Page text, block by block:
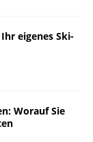
eigenes Ski-
Worauf Sie